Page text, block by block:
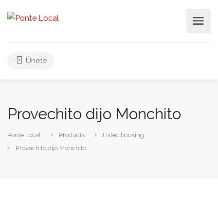
Únete
Provechito dijo Monchito
Ponte Local Products
Listeo booking
Provechito dijo Monchito